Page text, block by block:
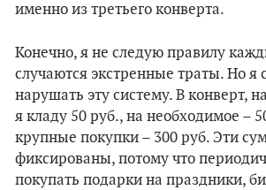
именно из третьего конверта.
Конечно, я не следую правилу
случаются экстренные траты. Но я
нарушать эту систему. В конверт,
я кладу 50 руб., на необходимое –
крупные покупки – 300 руб. Эти
фиксированы, потому что
покупать подарки на праздники,